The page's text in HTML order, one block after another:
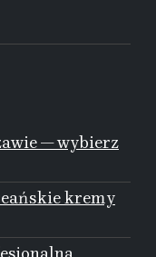
— wybierz
kremy